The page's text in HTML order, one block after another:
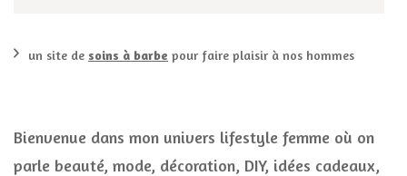
un site de soins à barbe pour faire plaisir à nos hommes
Bienvenue dans mon univers lifestyle femme où on
parle beauté, mode, décoration, DIY, idées cadeaux,